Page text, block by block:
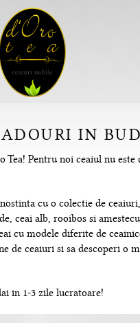
IN
Pentru noi ceaiul nu
cu o colectie de
ceai alb, rooibos si
cu modele diferite de
de ceaiuri si sa descoperi o
in 1-3 zile lucratoare!